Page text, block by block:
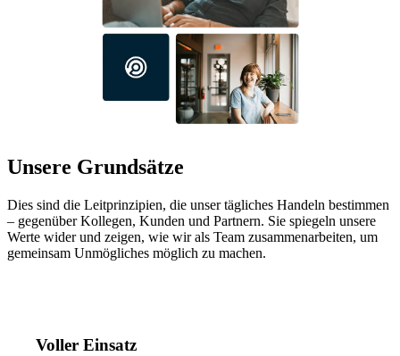
Unsere Grundsätze
Dies sind die Leitprinzipien, die unser tägliches Handeln bestimmen
– gegenüber Kollegen, Kunden und Partnern. Sie spiegeln unsere
Werte wider und zeigen, wie wir als Team zusammenarbeiten, um
gemeinsam Unmögliches möglich zu machen.
Voller Einsatz